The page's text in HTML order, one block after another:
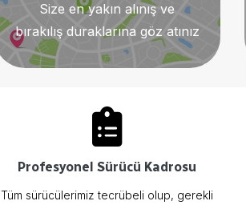
Size en yakın alınış ve
bırakılış duraklarına göz atınız
Profesyonel Sürücü Kadrosu
Tüm sürücülerimiz tecrübeli olup, gerekli